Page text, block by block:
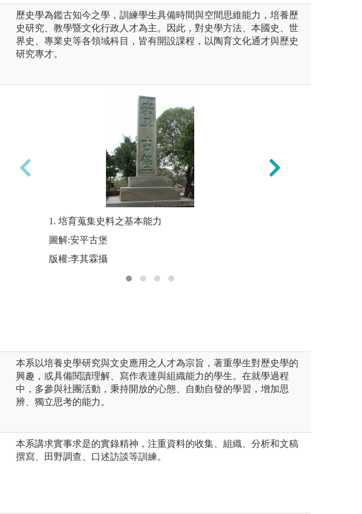
歷史學為鑑古知今之學，訓練學生具備時間與空間思維能力，培養歷
史研究、教學暨文化行政人才為主。因此，對史學方法、本國史、世
界史、專業史等各領域科目，皆有開設課程，以陶育文化通才與歷史
研究專才。
野外實察：厚植基本的專業能力與人文素養，藉
由野外實察培養史學的基本能力及實踐工作，並
讓學生主動投入，具備田野調查能力。
1. 培育蒐集史料之基本能力
圖解:安平古堡
版權:李其霖攝
本系以培養史學研究與文史應用之人才為宗旨，著重學生對歷史學的
興趣，或具備閱讀理解、寫作表達與組織能力的學生。在就學過程
中，多參與社團活動，秉持開放的心態、自動自發的學習，增加思
辨、獨立思考的能力。
本系講求實事求是的實錄精神，注重資料的收集、組織、分析和文稿
撰寫、田野調查、口述訪談等訓練。